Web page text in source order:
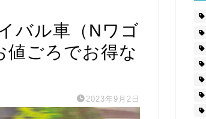
バル車（Nワゴ
値ごろでお得な
2023年9月2日